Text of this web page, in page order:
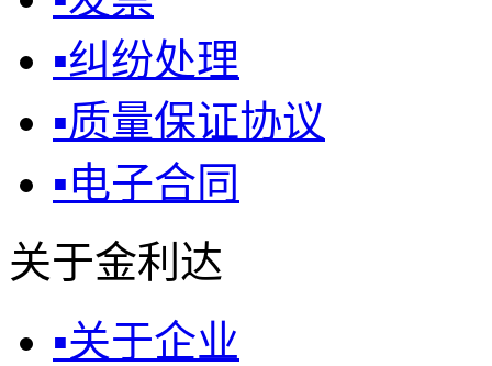
▪纠纷处理
▪质量保证协议
▪电子合同
关于金利达
▪关于企业